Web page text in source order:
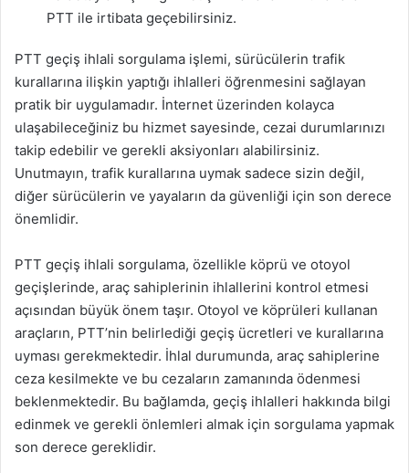
PTT ile irtibata geçebilirsiniz.
PTT geçiş ihlali sorgulama işlemi, sürücülerin trafik
kurallarına ilişkin yaptığı ihlalleri öğrenmesini sağlayan
pratik bir uygulamadır. İnternet üzerinden kolayca
ulaşabileceğiniz bu hizmet sayesinde, cezai durumlarınızı
takip edebilir ve gerekli aksiyonları alabilirsiniz.
Unutmayın, trafik kurallarına uymak sadece sizin değil,
diğer sürücülerin ve yayaların da güvenliği için son derece
önemlidir.
PTT geçiş ihlali sorgulama, özellikle köprü ve otoyol
geçişlerinde, araç sahiplerinin ihlallerini kontrol etmesi
açısından büyük önem taşır. Otoyol ve köprüleri kullanan
araçların, PTT’nin belirlediği geçiş ücretleri ve kurallarına
uyması gerekmektedir. İhlal durumunda, araç sahiplerine
ceza kesilmekte ve bu cezaların zamanında ödenmesi
beklenmektedir. Bu bağlamda, geçiş ihlalleri hakkında bilgi
edinmek ve gerekli önlemleri almak için sorgulama yapmak
son derece gereklidir.